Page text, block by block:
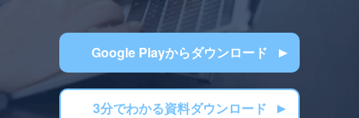
Google Playからダウンロード
3分でわかる資料ダウンロード